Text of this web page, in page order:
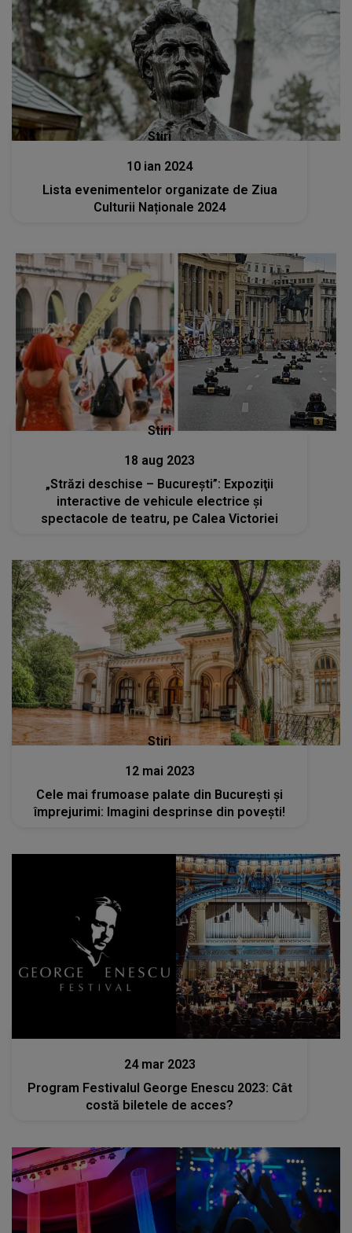
Stiri
10 ian 2024
Lista evenimentelor organizate de Ziua
Culturii Naționale 2024
Stiri
18 aug 2023
„Străzi deschise – Bucureşti”: Expoziţii
interactive de vehicule electrice și
spectacole de teatru, pe Calea Victoriei
Stiri
12 mai 2023
Cele mai frumoase palate din București și
împrejurimi: Imagini desprinse din povești!
24 mar 2023
Program Festivalul George Enescu 2023: Cât
costă biletele de acces?